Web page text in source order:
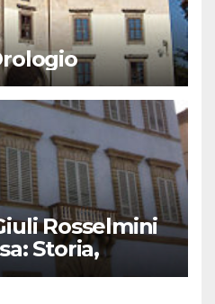
Rosselmini
Storia,